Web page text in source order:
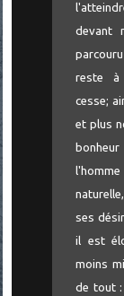
devant
reste à
cesse;
et plus
ses
il est
moins
de tout :